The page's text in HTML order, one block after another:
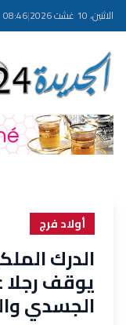
الاثنين، 10 غشت 2026 |
08:46
أولاد فرج
الدرك
يوقف
الجسدي